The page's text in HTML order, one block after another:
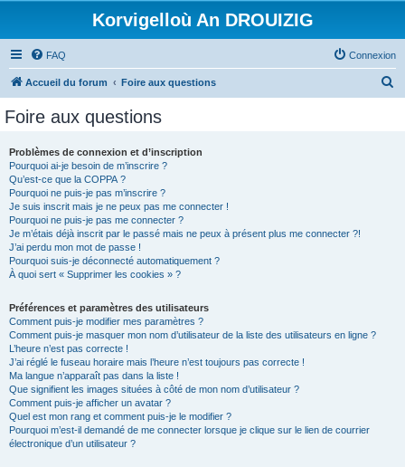
Korvigelloù An DROUIZIG
FAQ Connexion
Accueil du forum Foire aux questions
Foire aux questions
Problèmes de connexion et d’inscription
Pourquoi ai-je besoin de m’inscrire ?
Qu’est-ce que la COPPA ?
Pourquoi ne puis-je pas m’inscrire ?
Je suis inscrit mais je ne peux pas me connecter !
Pourquoi ne puis-je pas me connecter ?
Je m’étais déjà inscrit par le passé mais ne peux à présent plus me connecter ?!
J’ai perdu mon mot de passe !
Pourquoi suis-je déconnecté automatiquement ?
À quoi sert « Supprimer les cookies » ?
Préférences et paramètres des utilisateurs
Comment puis-je modifier mes paramètres ?
Comment puis-je masquer mon nom d’utilisateur de la liste des utilisateurs en ligne ?
L’heure n’est pas correcte !
J’ai réglé le fuseau horaire mais l’heure n’est toujours pas correcte !
Ma langue n’apparaît pas dans la liste !
Que signifient les images situées à côté de mon nom d’utilisateur ?
Comment puis-je afficher un avatar ?
Quel est mon rang et comment puis-je le modifier ?
Pourquoi m’est-il demandé de me connecter lorsque je clique sur le lien de courrier
électronique d’un utilisateur ?